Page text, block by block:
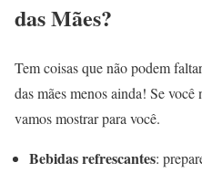
das Mães?
Tem coisas que não podem
das mães menos ainda! Se
vamos mostrar para você.
Bebidas refrescantes: